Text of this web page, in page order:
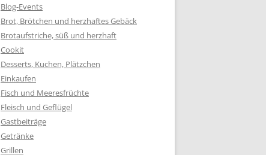
Blog-Events
Brot, Brötchen und herzhaftes Gebäck
Brotaufstriche, süß und herzhaft
Cookit
Desserts, Kuchen, Plätzchen
Einkaufen
Fisch und Meeresfrüchte
Fleisch und Geflügel
Gastbeiträge
Getränke
Grillen